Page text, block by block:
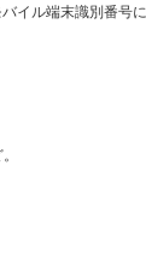
イル端末識別番号に